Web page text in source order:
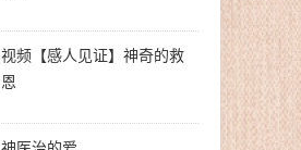
视频【感人见证】神奇的救
恩